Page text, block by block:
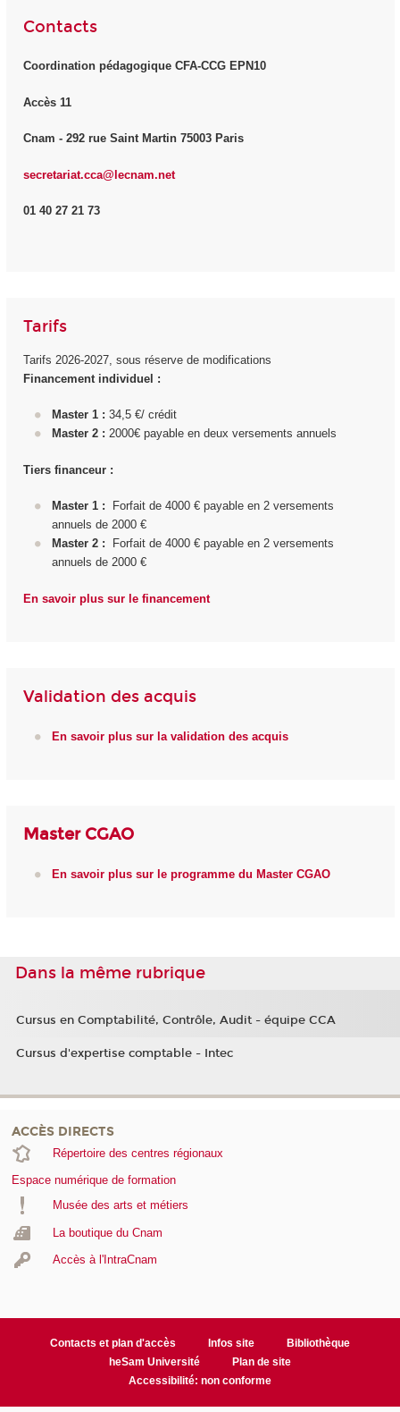
Contacts
Coordination pédagogique CFA-CCG EPN10
Accès 11
Cnam - 292 rue Saint Martin 75003 Paris
secretariat.cca@lecnam.net
01 40 27 21 73
Tarifs
Tarifs 2026-2027, sous réserve de modifications
Financement individuel :
Master 1 : 34,5 €/ crédit
Master 2 : 2000€ payable en deux versements annuels
Tiers financeur :
Master 1 :
Forfait de 4000 € payable en 2 versements
annuels de 2000 €
Master 2 :
Forfait de 4000 € payable en 2 versements
annuels de 2000 €
En savoir plus sur le financement
Validation des acquis
En savoir plus sur la validation des acquis
Master CGAO
En savoir plus sur le programme du Master CGAO
Dans la même rubrique
Cursus en Comptabilité, Contrôle, Audit - équipe CCA
Cursus d'expertise comptable - Intec
ACCÈS DIRECTS
Répertoire des centres régionaux
Espace numérique de formation
Musée des arts et métiers
La boutique du Cnam
Accès à l'IntraCnam
Contacts et plan d'accès Infos site
Bibliothèque
heSam Université
Plan de site
Accessibilité: non conforme